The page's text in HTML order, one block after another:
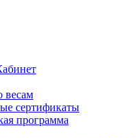
весам
сертификаты
программа